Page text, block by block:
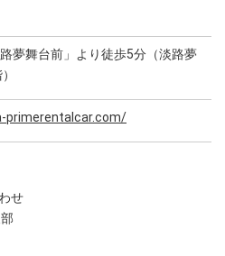
夢舞台前」より徒歩5分（淡路夢
primerentalcar.com/
せ